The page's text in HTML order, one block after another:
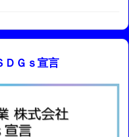
ＤＧｓ宣言